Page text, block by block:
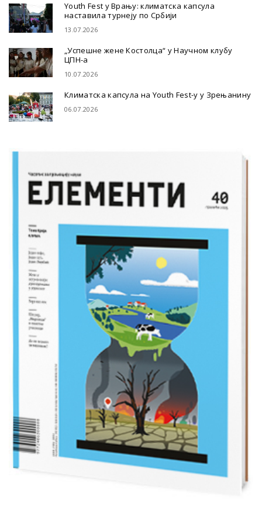
Youth Fest у Врању: климатска капсула
наставила турнеју по Србији
13.07.2026
„Успешне жене Костолца“ у Научном клубу
ЦПН-а
10.07.2026
Климатска капсула на Youth Fest-у у Зрењанину
06.07.2026